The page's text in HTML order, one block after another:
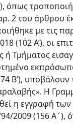
όπως
2 του άρθρου
με τις
(102 Α’), οι
ή Τμήματος
B’),
Η
η εγγραφή
2009 (156 Α΄),